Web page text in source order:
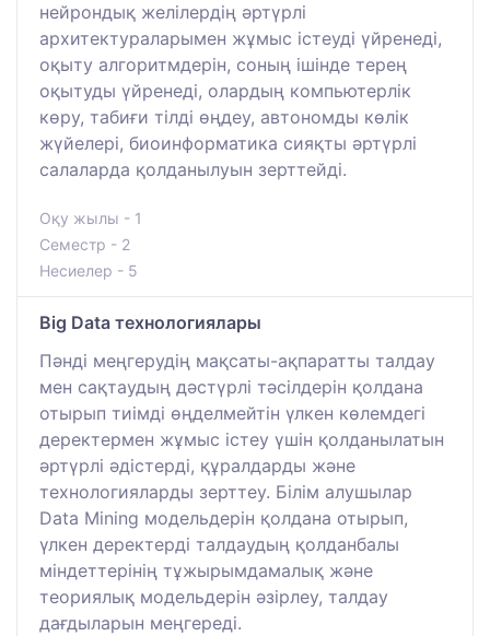
нейрондық желілердің әртүрлі
архитектураларымен жұмыс істеуді үйренеді,
оқыту алгоритмдерін, соның ішінде терең
оқытуды үйренеді, олардың компьютерлік
көру, табиғи тілді өңдеу, автономды көлік
жүйелері, биоинформатика сияқты әртүрлі
салаларда қолданылуын зерттейді.
Оқу жылы - 1
Семестр - 2
Несиелер - 5
Big Data технологиялары
Пәнді меңгерудің мақсаты-ақпаратты талдау
мен сақтаудың дәстүрлі тәсілдерін қолдана
отырып тиімді өңделмейтін үлкен көлемдегі
деректермен жұмыс істеу үшін қолданылатын
әртүрлі әдістерді, құралдарды және
технологияларды зерттеу. Білім алушылар
Data Mining модельдерін қолдана отырып,
үлкен деректерді талдаудың қолданбалы
міндеттерінің тұжырымдамалық және
теориялық модельдерін әзірлеу, талдау
дағдыларын меңгереді.